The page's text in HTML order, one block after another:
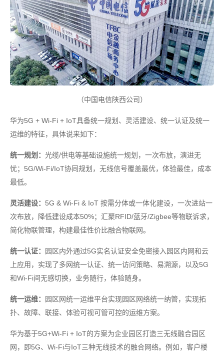
（中国电信陕西公司）
华为5G + Wi-Fi + IoT具备统一规划、灵活建设、统一认证及统一
运维的特征，具体说来如下：
统一规划： 光缆/供电等基础设施统一规划，一次布放，演进无
忧；5G/Wi-Fi/IoT协同规划，无线信号覆盖最优，体验最佳，成本
最低。
灵活建设： 5G & Wi-Fi & IoT 按需分体或一体化建设，一次进站一
次布放，降低建设成本50%；汇聚RFID/蓝牙/Zigbee等物联诉求，
简化物联管理，构建最佳性价比融合物联网。
统一认证： 园区内外通过5G实名认证安全免密接入园区内网和云
上应用，实现了多网统一认证、统一访问策略、易溯源，以及5G
和Wi-Fi间无感切换，业务随行，体验随身。
统一运维： 园区网统一运维平台实现园区网络统一纳管，实现拓
扑、故障、联接、体验可视可管可控的运维方案。
华为基于5G+Wi-Fi + IoT的方案为企业园区打造三无线融合园区
网，即5G、Wi-Fi与IoT三种无线技术的融合网络。例如，客户楼